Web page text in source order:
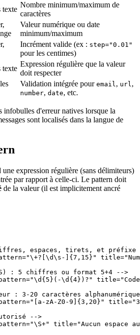
texte
Nombre minimum/maximum de
caractères
Valeur numérique ou date
minimum/maximum
Incrément valide (ex : step="0.01"
pour les centimes)
texte
Expression régulière que la valeur
doit respecter
Validation intégrée pour email, url,
number, date, etc.
infobulles d'erreur natives lorsque la
sont localisés dans la langue de
une expression régulière (sans délimiteurs)
par rapport à celle-ci. Le pattern doit
de la valeur (il est implicitement ancré
espaces, tirets, et préfixe
]{7,15}"
: 5 chiffres ou format 5+4 -->
\d{4})?" title="Code
: 3-20 caractères
zA-Z0-9]{3,20}" title="3-
-->
title="Aucun espace